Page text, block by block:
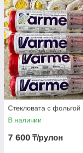
Стекловата с фольгой
В наличии
7 600 ₸/рулон